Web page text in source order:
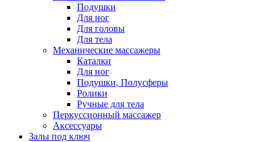
Подушки
Для ног
Для головы
Для тела
Механические массажеры
Каталки
Для ног
Подушки, Полусферы
Ролики
Ручные для тела
Перкуссионный массажер
Аксессуары
Залы под ключ